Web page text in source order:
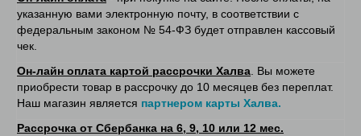
указанную вами электронную почту, в соответствии с
федеральным законом № 54-ФЗ будет отправлен кассовый
чек.
Он-лайн оплата картой рассрочки Халва . Вы можете
приобрести товар в рассрочку до 10 месяцев без переплат.
Наш магазин является партнером карты Халва.
Рассрочка от Сбербанка на 6, 9, 10 или 12 мес.